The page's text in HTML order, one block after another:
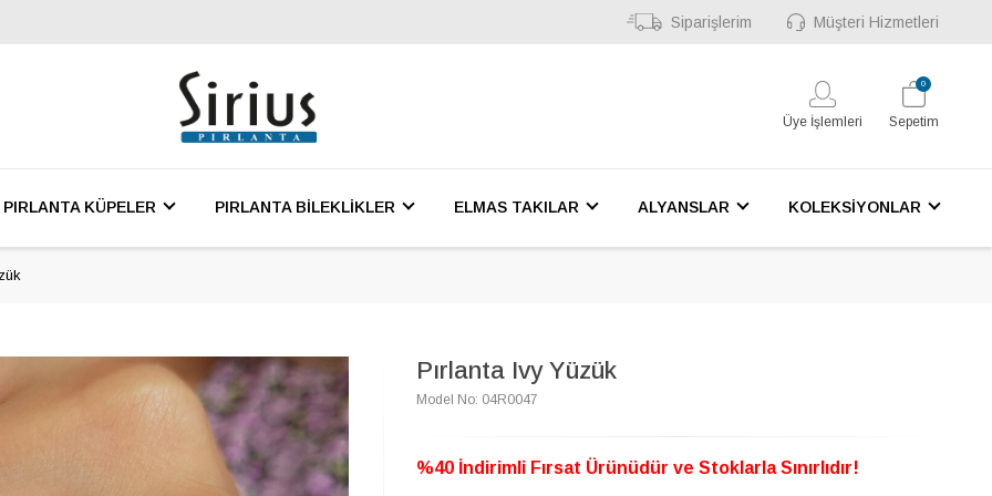
Siparişlerim Müşteri Hizmetleri
Üye İşlemleri Sepetim
0
PIRLANTA KÜPELER PIRLANTA BİLEKLİKLER ELMAS TAKILAR ALYANSLAR KOLEKSİYONLAR
Pırlanta Ivy Yüzük
Model No: 04R0047
%40 İndirimli Fırsat Ürünüdür ve Stoklarla Sınırlıdır!